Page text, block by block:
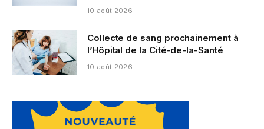
10 août 2026
Collecte de sang prochainement à
l’Hôpital de la Cité-de-la-Santé
10 août 2026